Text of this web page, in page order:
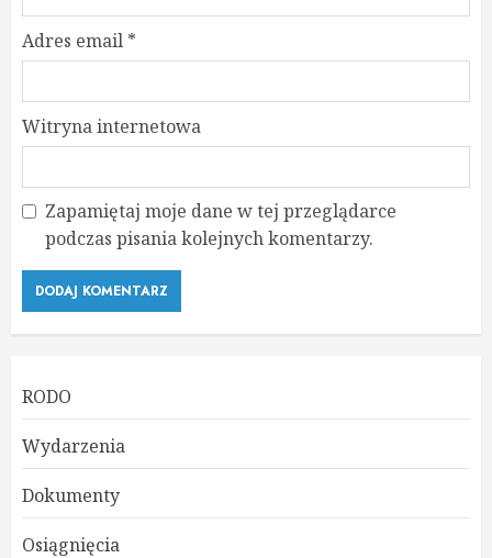
Adres email *
Witryna internetowa
Zapamiętaj moje dane w tej przeglądarce
podczas pisania kolejnych komentarzy.
RODO
Wydarzenia
Dokumenty
Osiągnięcia